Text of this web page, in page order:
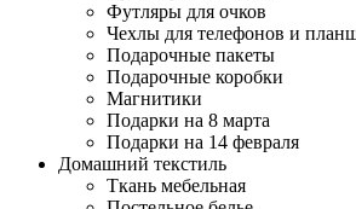
Футляры для очков
Чехлы для телефонов и
Подарочные пакеты
Подарочные коробки
Магнитики
Подарки на 8 марта
Подарки на 14 февраля
Домашний текстиль
Ткань мебельная